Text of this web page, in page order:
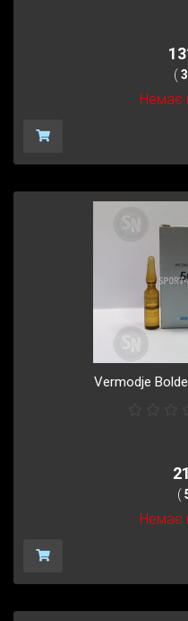
(
Немає
Vermodje
(
Немає